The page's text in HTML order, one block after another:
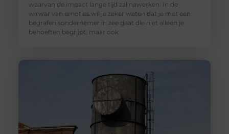
waarvan de impact lange tijd zal nawerken. In de
wirwar van emoties wil je zeker weten dat je met een
begrafenisondernemer in zee gaat die niet alleen je
behoeften begrijpt, maar ook